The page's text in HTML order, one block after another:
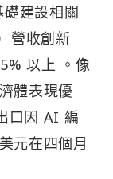
建設相關
營收創新
以上 。像
體表現優
口因 AI 編
元在四個月